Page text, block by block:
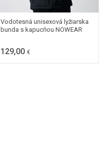
X-SMALL XX-SMALL
Vodotesná unisexová lyžiarska
bunda s kapucňou NOWEAR
129,00 €